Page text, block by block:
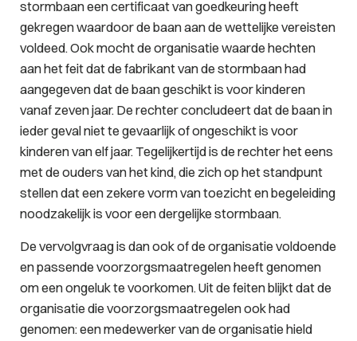
stormbaan een certificaat van goedkeuring heeft
gekregen waardoor de baan aan de wettelijke vereisten
voldeed. Ook mocht de organisatie waarde hechten
aan het feit dat de fabrikant van de stormbaan had
aangegeven dat de baan geschikt is voor kinderen
vanaf zeven jaar. De rechter concludeert dat de baan in
ieder geval niet te gevaarlijk of ongeschikt is voor
kinderen van elf jaar. Tegelijkertijd is de rechter het eens
met de ouders van het kind, die zich op het standpunt
stellen dat een zekere vorm van toezicht en begeleiding
noodzakelijk is voor een dergelijke stormbaan.
De vervolgvraag is dan ook of de organisatie voldoende
en passende voorzorgsmaatregelen heeft genomen
om een ongeluk te voorkomen. Uit de feiten blijkt dat de
organisatie die voorzorgsmaatregelen ook had
genomen: een medewerker van de organisatie hield